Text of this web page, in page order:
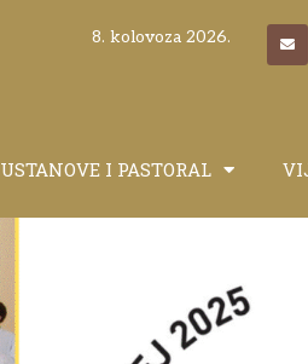
8. kolovoza 2026.
USTANOVE I PASTORAL